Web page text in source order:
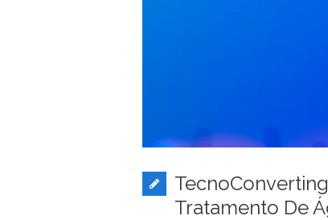
Tratamento De